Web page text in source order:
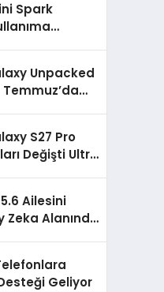
Spark
Unpacked
Temmuz’da
S27 Pro
Değişti Ultra
Ailesini
Zeka Alanında
Geliyor